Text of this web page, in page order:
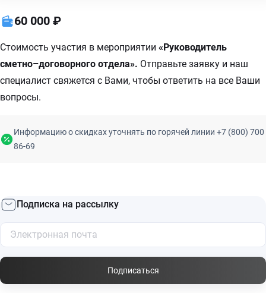
60 000 ₽
Стоимость участия в мероприятии «Руководитель
сметно–договорного отдела». Отправьте заявку и наш
специалист свяжется с Вами, чтобы ответить на все Ваши
вопросы.
Информацию о скидках уточнять по горячей линии +7 (800) 700
86-69
Подписка на рассылку
Подписаться